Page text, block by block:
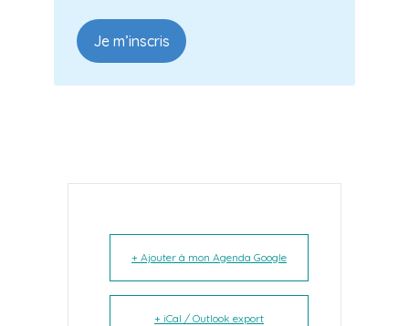
Je m’inscris
+ Ajouter à mon Agenda Google
+ iCal / Outlook export